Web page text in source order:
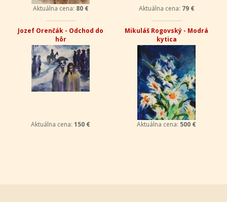
Aktuálna cena: 80 € Aktuálna cena: 79 €
Jozef Orenčák - Odchod do
hôr
Aktuálna cena: 150 €
Mikuláš Rogovský - Modrá
kytica
Aktuálna cena: 500 €